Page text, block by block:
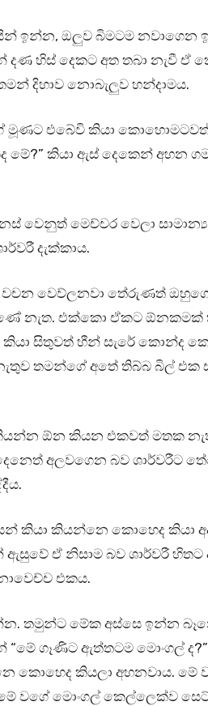
ඉන්න, ඔලුව බිමටම
දණ හිස් දෙකට අත තබා නැවී
දිහාව නොබැලුව හන්දාමය.
මූණට එබේවි කියා කොහොමටවත්
මේ?” කියා ඇස් දෙකෙන් අහන
වෙනුත් මෙච්චර වෙලා
දැක්කාය.
වචන වෙව්ලනවා තේරුණත්
නැත. එක්කො ඒකට ඕනකමක්
සිතුවත් හීන් සැරේ කොන්ද
තමන්ගේ අතේ තිබ්බ බිල් එක
කියන්න ඕන කියන එකවත් මතක
අලවගෙන බව ශාර්වරීට
කියා කියන්නෙ කොහෙද කියා
ඒ නිසාම බව ශාර්වරී
එකය.
තමුන්ට මේක අස්සෙ ඉන්න
ගෑණිට ඇත්තටම මොංගල්
කොහෙද කියලා අහනවාය. මේ
වගේ මොංගල් කෙල්ලෙක්ව